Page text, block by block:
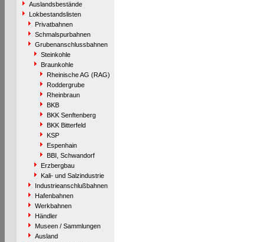
Auslandsbestände
Lokbestandslisten
Privatbahnen
Schmalspurbahnen
Grubenanschlussbahnen
Steinkohle
Braunkohle
Rheinische AG (RAG)
Roddergrube
Rheinbraun
BKB
BKK Senftenberg
BKK Bitterfeld
KSP
Espenhain
BBI, Schwandorf
Erzbergbau
Kali- und Salzindustrie
Industrieanschlußbahnen
Hafenbahnen
Werkbahnen
Händler
Museen / Sammlungen
Ausland